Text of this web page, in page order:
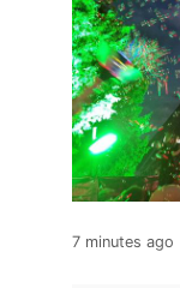
7 minutes ago